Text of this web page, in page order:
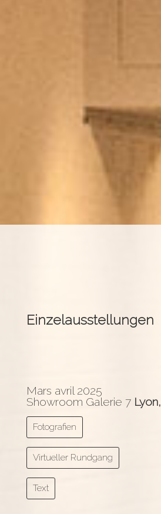
Einzelausstellungen
Mars avril 2025
Showroom Galerie 7 Lyon,
Fotografien
Virtueller Rundgang
Text